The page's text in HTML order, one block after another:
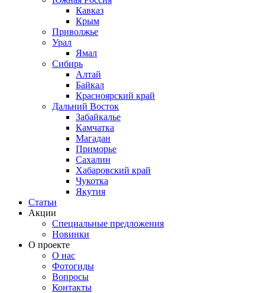
Кавказ
Крым
Приволжье
Урал
Ямал
Сибирь
Алтай
Байкал
Красноярский край
Дальний Восток
Забайкалье
Камчатка
Магадан
Приморье
Сахалин
Хабаровский край
Чукотка
Якутия
Статьи
Акции
Специальные предложения
Новинки
О проекте
О нас
Фотогиды
Вопросы
Контакты